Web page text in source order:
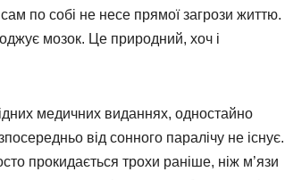
по собі не несе прямої загрози життю.
мозок. Це природний, хоч і
медичних виданнях, одностайно
від сонного паралічу не існує.
прокидається трохи раніше, ніж м’язи